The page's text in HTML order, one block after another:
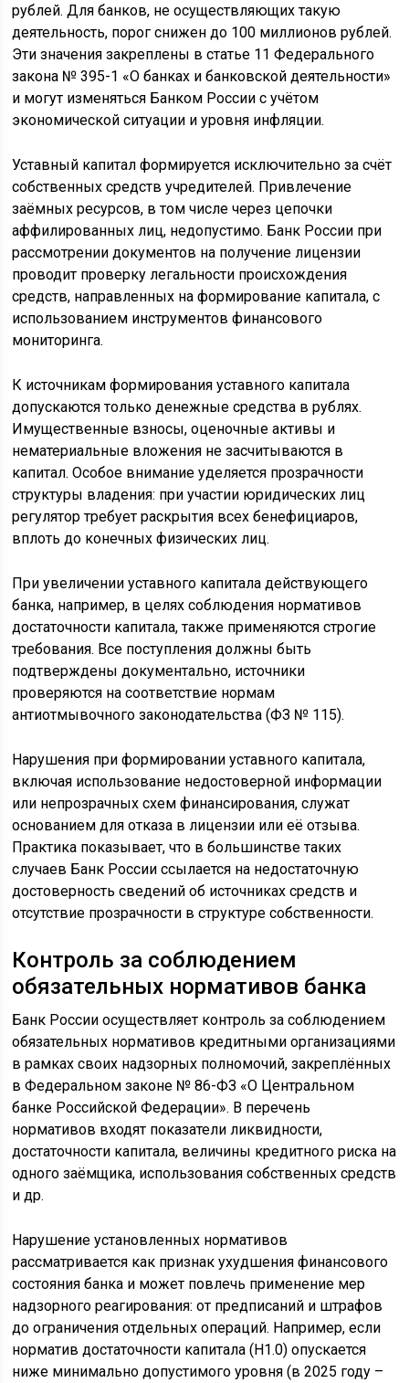
рублей. Для банков, не осуществляющих такую
деятельность, порог снижен до 100 миллионов рублей.
Эти значения закреплены в статье 11 Федерального
закона № 395-1 «О банках и банковской деятельности»
и могут изменяться Банком России с учётом
экономической ситуации и уровня инфляции.
Уставный капитал формируется исключительно за счёт
собственных средств учредителей. Привлечение
заёмных ресурсов, в том числе через цепочки
аффилированных лиц, недопустимо. Банк России при
рассмотрении документов на получение лицензии
проводит проверку легальности происхождения
средств, направленных на формирование капитала, с
использованием инструментов финансового
мониторинга.
К источникам формирования уставного капитала
допускаются только денежные средства в рублях.
Имущественные взносы, оценочные активы и
нематериальные вложения не засчитываются в
капитал. Особое внимание уделяется прозрачности
структуры владения: при участии юридических лиц
регулятор требует раскрытия всех бенефициаров,
вплоть до конечных физических лиц.
При увеличении уставного капитала действующего
банка, например, в целях соблюдения нормативов
достаточности капитала, также применяются строгие
требования. Все поступления должны быть
подтверждены документально, источники
проверяются на соответствие нормам
антиотмывочного законодательства (ФЗ № 115).
Нарушения при формировании уставного капитала,
включая использование недостоверной информации
или непрозрачных схем финансирования, служат
основанием для отказа в лицензии или её отзыва.
Практика показывает, что в большинстве таких
случаев Банк России ссылается на недостаточную
достоверность сведений об источниках средств и
отсутствие прозрачности в структуре собственности.
Контроль за соблюдением
обязательных нормативов банка
Банк России осуществляет контроль за соблюдением
обязательных нормативов кредитными организациями
в рамках своих надзорных полномочий, закреплённых
в Федеральном законе № 86-ФЗ «О Центральном
банке Российской Федерации». В перечень
нормативов входят показатели ликвидности,
достаточности капитала, величины кредитного риска на
одного заёмщика, использования собственных средств
и др.
Нарушение установленных нормативов
рассматривается как признак ухудшения финансового
состояния банка и может повлечь применение мер
надзорного реагирования: от предписаний и штрафов
до ограничения отдельных операций. Например, если
норматив достаточности капитала (Н1.0) опускается
ниже минимально допустимого уровня (в 2025 году –